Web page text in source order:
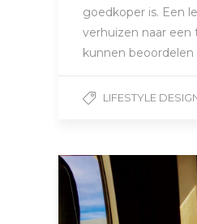
goedkoper is. Een
verhuizen naar
kunnen beoordelen
LIFESTYLE